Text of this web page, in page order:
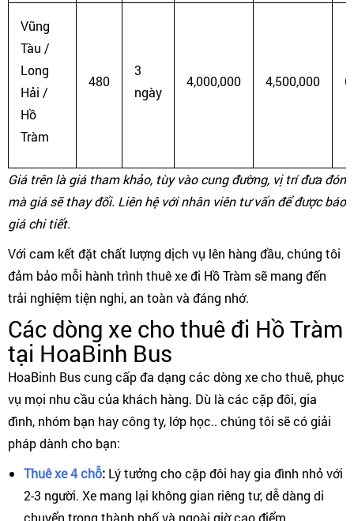
Vũng
Tàu /
Long
Hải /
Hồ
Tràm
480
3
ngày
4,000,000 4,500,000
Giá trên là giá tham khảo, tùy vào cung đường, vị trí đưa đón
mà giá sẽ thay đổi. Liên hệ với nhân viên tư vấn để được báo
giá chi tiết.
Với cam kết đặt chất lượng dịch vụ lên hàng đầu, chúng tôi
đảm bảo mỗi hành trình thuê xe đi Hồ Tràm sẽ mang đến
trải nghiệm tiện nghi, an toàn và đáng nhớ.
Các dòng xe cho thuê đi Hồ Tràm
tại HoaBinh Bus
HoaBinh Bus cung cấp đa dạng các dòng xe cho thuê, phục
vụ mọi nhu cầu của khách hàng. Dù là các cặp đôi, gia
đình, nhóm bạn hay công ty, lớp học.. chúng tôi sẽ có giải
pháp dành cho bạn:
Thuê xe 4 chỗ: Lý tưởng cho cặp đôi hay gia đình nhỏ với
2-3 người. Xe mang lại không gian riêng tư, dễ dàng di
chuyển trong thành phố và ngoài giờ cao điểm.